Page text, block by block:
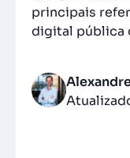
principais
digital pública